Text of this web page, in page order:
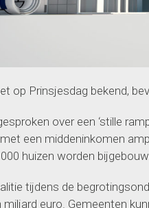
op Prinsjesdag bekend,
over een ‘stille
een middeninkomen
huizen worden
tijdens de
miljard euro. Gemeenten